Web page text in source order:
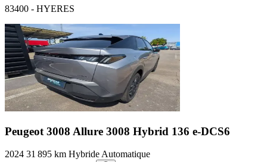
83400 - HYERES
Peugeot 3008 Allure 3008 Hybrid 136 e-DCS6
2024 31 895 km Hybride Automatique